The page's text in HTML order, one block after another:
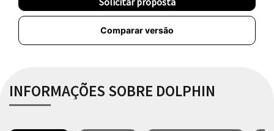
Comparar versão
INFORMAÇÕES SOBRE DOLPHIN